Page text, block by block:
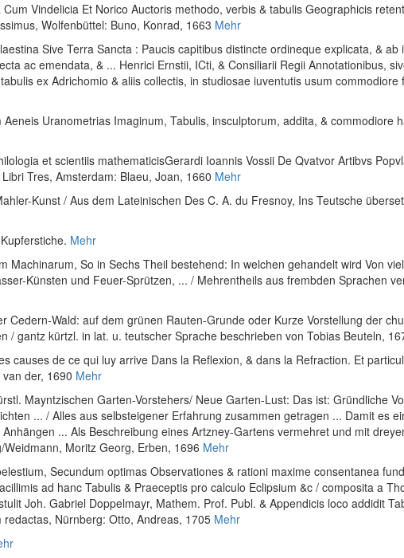
Vindelicia Et Norico Auctoris methodo, verbis & tabulis Geographicis
, Wolfenbüttel: Buno, Konrad, 1663 Mehr
Sive Terra Sancta : Paucis capitibus distincte ordineque explicata, &
ac emendata, & ... Henrici Ernstii, ICti, & Consiliarii Regii Annotationibus,
ex Adrichomio & aliis collectis, in studiosae iuventutis usum commodiore
Uranometrias Imaginum, Tabulis, insculptorum, addita, & commodiore
et scientiis mathematicisGerardi Ioannis Vossii De Qvatvor Artibvs
Tres, Amsterdam: Blaeu, Joan, 1660 Mehr
Kunst / Aus dem Lateinischen Des C. A. du Fresnoy, Ins Teutsche
Mehr
Machinarum, So in Sechs Theil bestehend: In welchen gehandelt wird Von
Künsten und Feuer-Sprützen, ... / Mehrentheils aus frembden Sprachen
Cedern-Wald: auf dem grünen Rauten-Grunde oder Kurze Vorstellung der
gantz kürtzl. in lat. u. teutscher Sprache beschrieben von Tobias Beuteln,
causes de ce qui luy arrive Dans la Reflexion, & dans la Refraction. Et
der, 1690 Mehr
Mayntzischen Garten-Vorstehers/ Neue Garten-Lust: Das ist: Gründliche
... / Alles aus selbsteigener Erfahrung zusammen getragen ... Damit es
... Als Beschreibung eines Artzney-Gartens vermehret und mit
Moritz Georg, Erben, 1696 Mehr
Secundum optimas Observationes & rationi maxime consentanea
ad hanc Tabulis & Praeceptis pro calculo Eclipsium &c / composita a
Joh. Gabriel Doppelmayr, Mathem. Prof. Publ. & Appendicis loco addidit
redactas, Nürnberg: Otto, Andreas, 1705 Mehr